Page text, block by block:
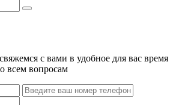
с вами в удобное для вас время
всем вопросам